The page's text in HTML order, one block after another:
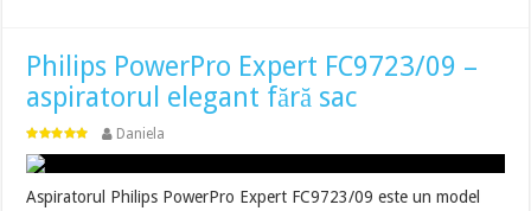
Philips PowerPro Expert FC9723/09 –
aspiratorul elegant fără sac
Daniela
Aspiratorul Philips PowerPro Expert FC9723/09 este un model